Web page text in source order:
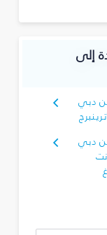
إلى
دبي
دبي